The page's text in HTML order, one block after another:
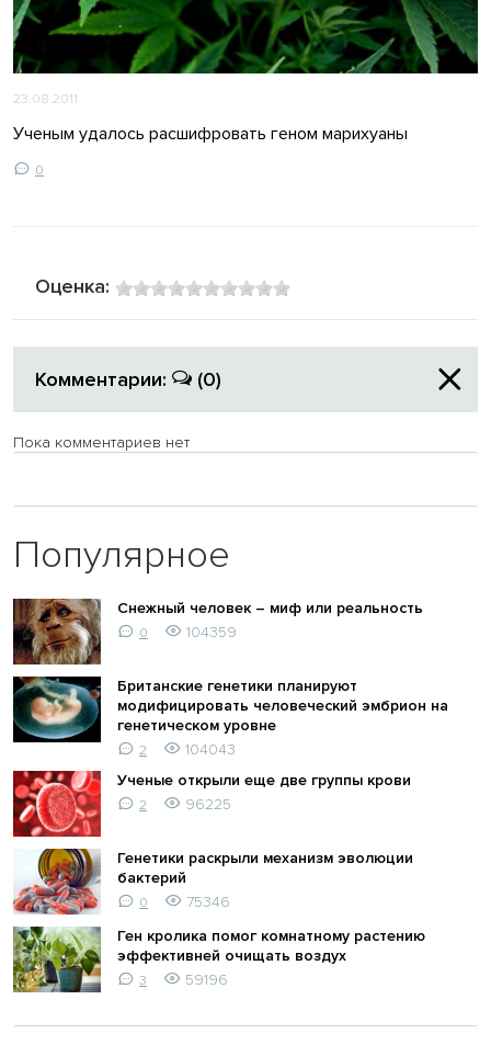
23.08.2011
Ученым удалось расшифровать геном марихуаны
0
Оценка:
Комментарии: (0)
Пока комментариев нет
Популярное
Снежный человек – миф или реальность
0 104359
Британские генетики планируют
модифицировать человеческий эмбрион на
генетическом уровне
2
104043
Ученые открыли еще две группы крови
2 96225
Генетики раскрыли механизм эволюции
бактерий
0
75346
Ген кролика помог комнатному растению
эффективней очищать воздух
3 59196